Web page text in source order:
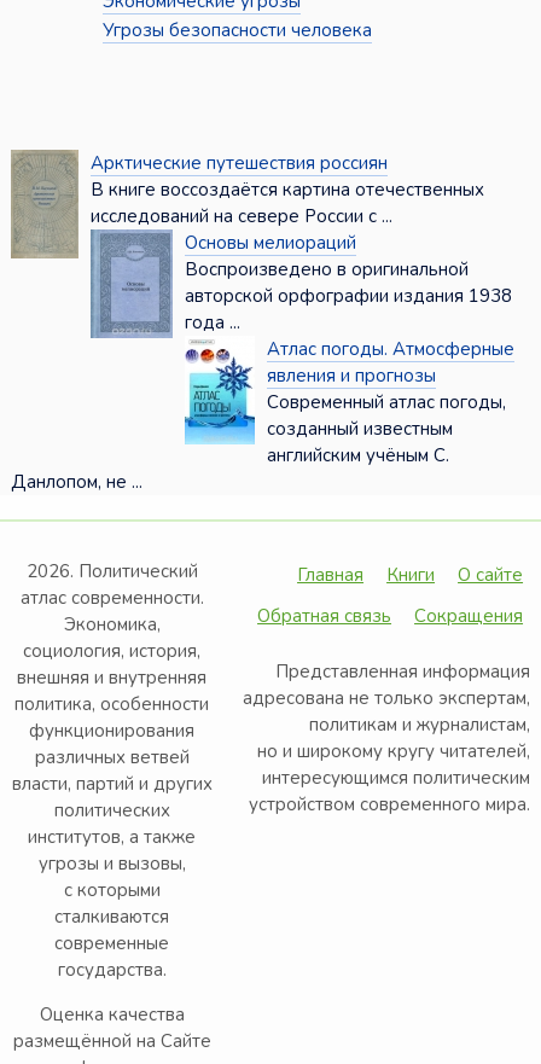
Угрозы безопасности человека
Арктические путешествия россиян
В книге воссоздаётся картина отечественных
исследований на севере России с ...
Основы мелиораций
Воспроизведено в оригинальной
авторской орфографии издания 1938
года ...
Атлас погоды. Атмосферные
явления и прогнозы
Современный атлас погоды,
созданный известным
английским учёным С.
Данлопом, не ...
2026. Политический
атлас современности.
Экономика,
социология, история,
внешняя и внутренняя
политика, особенности
функционирования
различных ветвей
власти, партий и других
политических
институтов, а также
угрозы и вызовы,
с которыми
сталкиваются
современные
государства.
Оценка качества
размещённой на Сайте
Главная Книги
О сайте
Обратная связь
Сокращения
Представленная информация
адресована не только экспертам,
политикам и журналистам,
но и широкому кругу читателей,
интересующимся политическим
устройством современного мира.